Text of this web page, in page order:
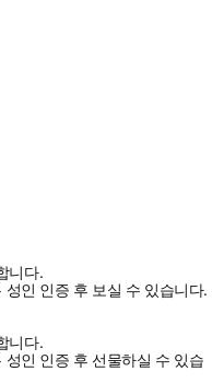
니다.
성인 인증 후 보실 수 있습니다.
니다.
성인 인증 후 선물하실 수 있습